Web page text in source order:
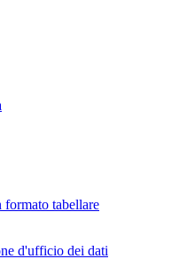
tabellare
d'ufficio dei dati